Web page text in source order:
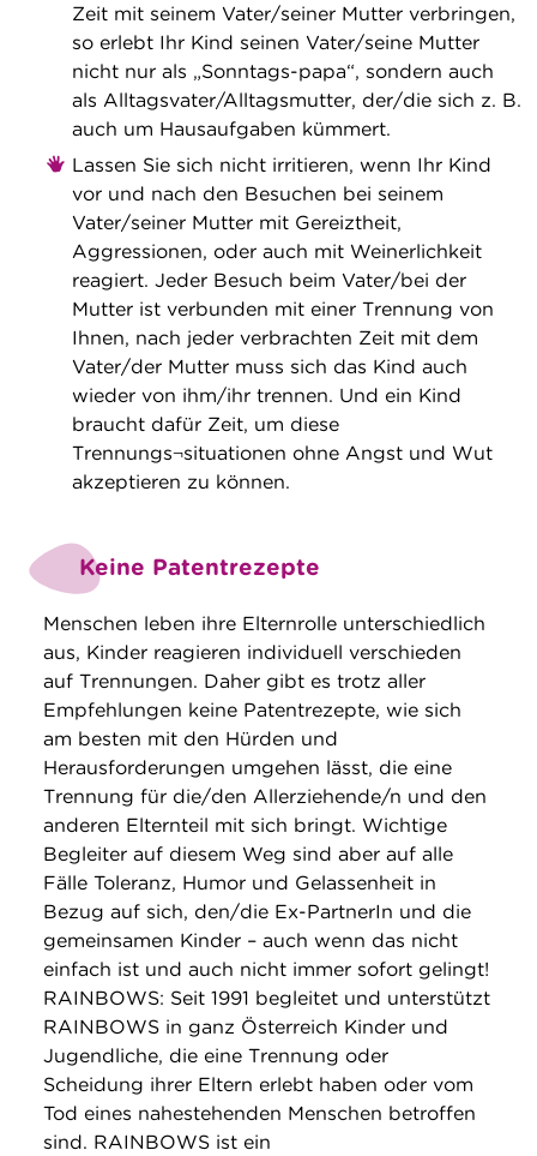
Zeit mit seinem Vater/seiner Mutter verbringen,
so erlebt Ihr Kind seinen Vater/seine Mutter
nicht nur als „Sonntags-papa“, sondern auch
als Alltagsvater/Alltagsmutter, der/die sich z. B.
auch um Hausaufgaben kümmert.
Lassen Sie sich nicht irritieren, wenn Ihr Kind
vor und nach den Besuchen bei seinem
Vater/seiner Mutter mit Gereiztheit,
Aggressionen, oder auch mit Weinerlichkeit
reagiert. Jeder Besuch beim Vater/bei der
Mutter ist verbunden mit einer Trennung von
Ihnen, nach jeder verbrachten Zeit mit dem
Vater/der Mutter muss sich das Kind auch
wieder von ihm/ihr trennen. Und ein Kind
braucht dafür Zeit, um diese
Trennungs¬situationen ohne Angst und Wut
akzeptieren zu können.
Keine Patentrezepte
Menschen leben ihre Elternrolle unterschiedlich
aus, Kinder reagieren individuell verschieden
auf Trennungen. Daher gibt es trotz aller
Empfehlungen keine Patentrezepte, wie sich
am besten mit den Hürden und
Herausforderungen umgehen lässt, die eine
Trennung für die/den Allerziehende/n und den
anderen Elternteil mit sich bringt. Wichtige
Begleiter auf diesem Weg sind aber auf alle
Fälle Toleranz, Humor und Gelassenheit in
Bezug auf sich, den/die Ex-PartnerIn und die
gemeinsamen Kinder – auch wenn das nicht
einfach ist und auch nicht immer sofort gelingt!
RAINBOWS: Seit 1991 begleitet und unterstützt
RAINBOWS in ganz Österreich Kinder und
Jugendliche, die eine Trennung oder
Scheidung ihrer Eltern erlebt haben oder vom
Tod eines nahestehenden Menschen betroffen
sind. RAINBOWS ist ein